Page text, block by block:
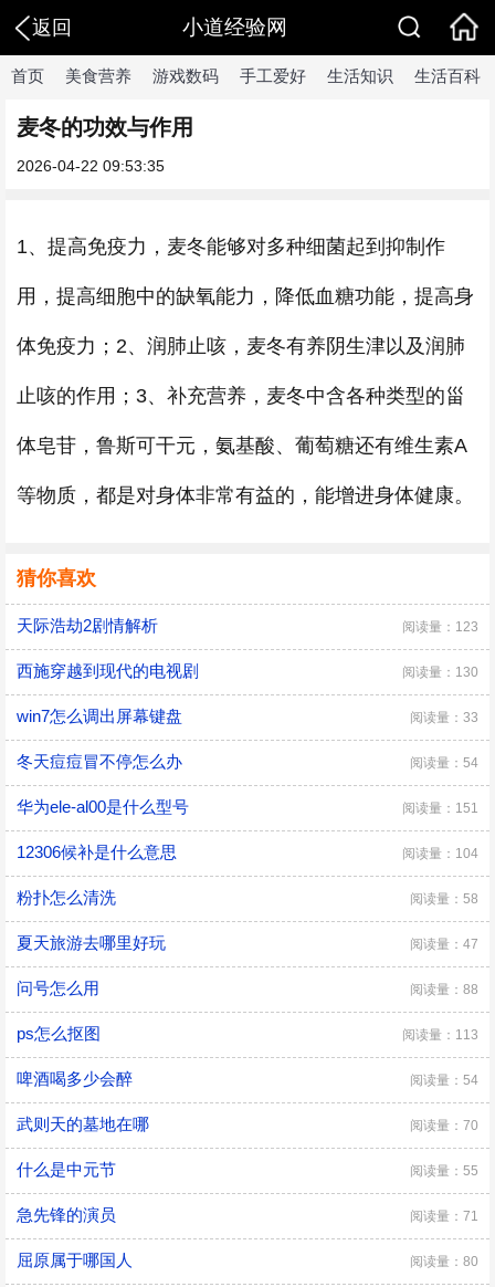
返回 小道经验网
首页 美食营养 游戏数码 手工爱好 生活知识 生活百科
麦冬的功效与作用
2026-04-22 09:53:35
1、提高免疫力，麦冬能够对多种细菌起到抑制作
用，提高细胞中的缺氧能力，降低血糖功能，提高身
体免疫力；2、润肺止咳，麦冬有养阴生津以及润肺
止咳的作用；3、补充营养，麦冬中含各种类型的甾
体皂苷，鲁斯可干元，氨基酸、葡萄糖还有维生素A
等物质，都是对身体非常有益的，能增进身体健康。
猜你喜欢
天际浩劫2剧情解析 阅读量：123
西施穿越到现代的电视剧 阅读量：130
win7怎么调出屏幕键盘 阅读量：33
冬天痘痘冒不停怎么办 阅读量：54
华为ele-al00是什么型号 阅读量：151
12306候补是什么意思 阅读量：104
粉扑怎么清洗 阅读量：58
夏天旅游去哪里好玩 阅读量：47
问号怎么用 阅读量：88
ps怎么抠图 阅读量：113
啤酒喝多少会醉 阅读量：54
武则天的墓地在哪 阅读量：70
什么是中元节 阅读量：55
急先锋的演员 阅读量：71
屈原属于哪国人 阅读量：80